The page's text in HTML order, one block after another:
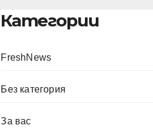
Категории
FreshNews
Без категория
За вас